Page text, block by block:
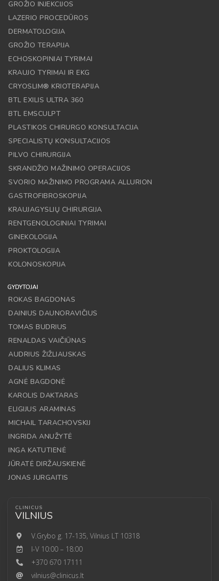
GROŽIO INJEKCIJOS
LAZERIO PROCEDŪROS
DERMATOLOGIJA
GROŽIO TERAPIJA
ECHOSKOPINIAI TYRIMAI
KRAUJO TYRIMAI IR EKG
CRYOSLIM® KRIOTERAPIJA
BTL EXILIS ULTRA 360
BTL EMSCULPT
PLASTIKOS CHIRURGO KONSULTACIJA
SPECIALISTŲ KONSULTACIJOS
PILVO CHIRURGIJA
SKRANDŽIO MAŽINIMO OPERACIJOS
SVORIO MAŽINIMO PROGRAMA ALLURION
GASTROFIBROSKOPIJA
KRAUJAGYSLIŲ CHIRURGIJA
RENTGENOLOGINIAI TYRIMAI
GINEKOLOGIJA
PROKTOLOGIJA
KOLONOSKOPIJA
GYDYTOJAI
ROKAS BAGDONAS
DAINIUS DAUNORAVIČIUS
TOMAS BUDRIUS
RENALDAS VAIČIŪNAS
AUDRIUS ŽIŽLIAUSKAS
DALIUS KLIMAS
AGNĖ BAGDONĖ
KAROLIS DAKTARAS
ELIGIJUS ARAMINAS
MICHAIL TARACHOVSKIJ
INGRIDA ANUŽYTĖ
INGA KATUTIENĖ
JŪRATĖ DIRŽAUSKIENĖ
JONAS JURGAITIS
CLINICUS
VILNIUS
V.Grybo g. 17-135, Vilnius LT 10318
I-V 10:00 – 18:00
+370 670 17111
vilnius@clinicus.lt